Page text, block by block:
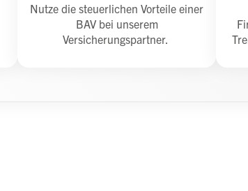
Nutze die steuerlichen Vorteile einer
BAV bei unserem
Versicherungspartner.